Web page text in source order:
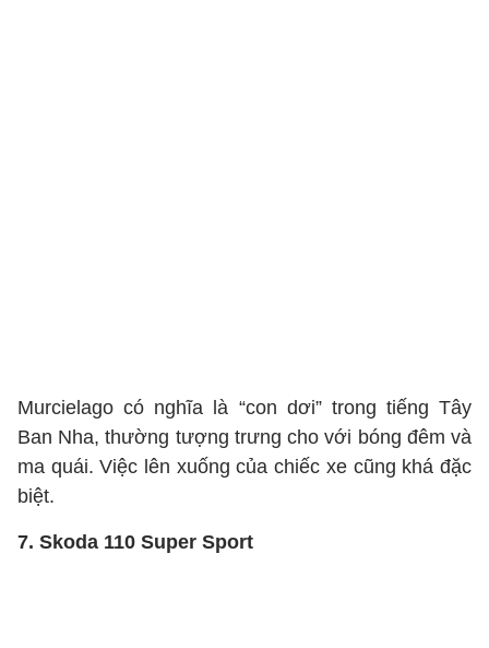
Murcielago có nghĩa là “con dơi” trong tiếng Tây
Ban Nha, thường tượng trưng cho với bóng đêm và
ma quái. Việc lên xuống của chiếc xe cũng khá đặc
biệt.
7. Skoda 110 Super Sport